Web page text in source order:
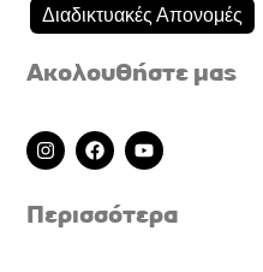
Διαδικτυακές Απονομές
Ακολουθήστε μας
I
n
s
a
F
a
c
b
Y
o
u
u
b
Περισσότερα